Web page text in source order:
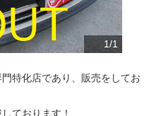
1/1
特化店であり、販売をしてお
ております！